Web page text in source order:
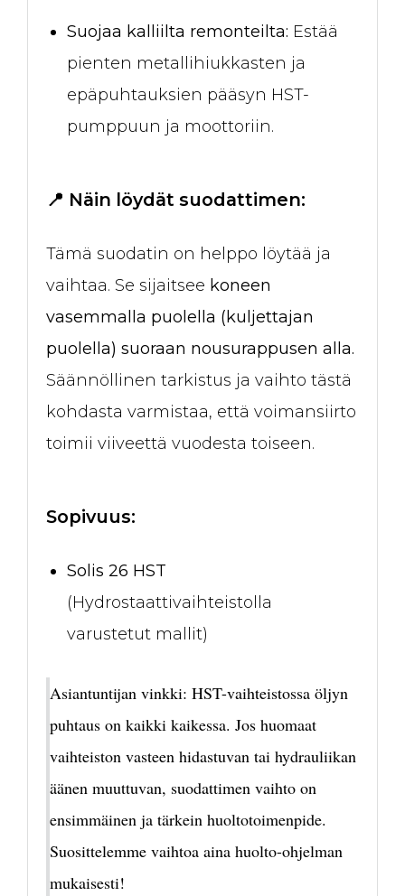
Suojaa kalliilta remonteilta: Estää
pienten metallihiukkasten ja
epäpuhtauksien pääsyn HST-
pumppuun ja moottoriin.
📍 Näin löydät suodattimen:
Tämä suodatin on helppo löytää ja
vaihtaa. Se sijaitsee koneen
vasemmalla puolella (kuljettajan
puolella) suoraan nousurappusen alla.
Säännöllinen tarkistus ja vaihto tästä
kohdasta varmistaa, että voimansiirto
toimii viiveettä vuodesta toiseen.
Sopivuus:
Solis 26 HST
(Hydrostaattivaihteistolla
varustetut mallit)
Asiantuntijan vinkki: HST-vaihteistossa öljyn
puhtaus on kaikki kaikessa. Jos huomaat
vaihteiston vasteen hidastuvan tai hydrauliikan
äänen muuttuvan, suodattimen vaihto on
ensimmäinen ja tärkein huoltotoimenpide.
Suosittelemme vaihtoa aina huolto-ohjelman
mukaisesti!